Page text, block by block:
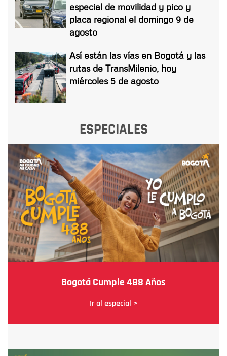
especial de movilidad y pico y
placa regional el domingo 9 de
agosto
Así están las vías en Bogotá y las
rutas de TransMilenio, hoy
miércoles 5 de agosto
ESPECIALES
Bogotá Cumple 488 Años
Ir al especial >